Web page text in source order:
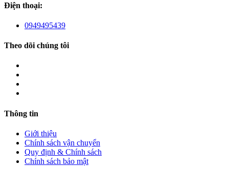
Điện thoại:
0949495439
Theo dõi chúng tôi
Thông tin
Giới thiệu
Chính sách vận chuyển
Quy định & Chính sách
Chính sách bảo mật